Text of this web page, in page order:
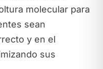
molecular para
sean
y en el
sus